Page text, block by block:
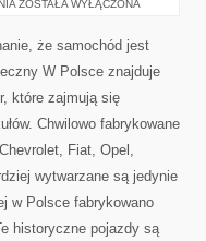
ZAGADNIENIA
ZOSTAŁA WYŁĄCZONA
że samochód jest
W Polsce znajduje
które zajmują się
Chwilowo fabrykowane
Fiat, Opel,
wytwarzane są jedynie
w Polsce fabrykowano
historyczne pojazdy są